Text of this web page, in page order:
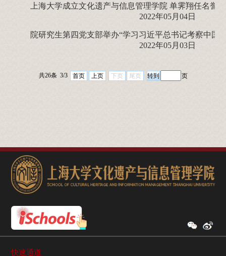
上海大学成立文化遗产与信息管理学院 单霁翔任名誉
2022年05月04日
院研究生第四党支部举办“学习习近平总书记考察中国
2022年05月03日
共26条 3/3 首页 上页 下页 尾页 页
快速通道